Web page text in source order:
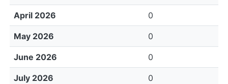
April 2026 0
May 2026 0
June 2026 0
July 2026 0